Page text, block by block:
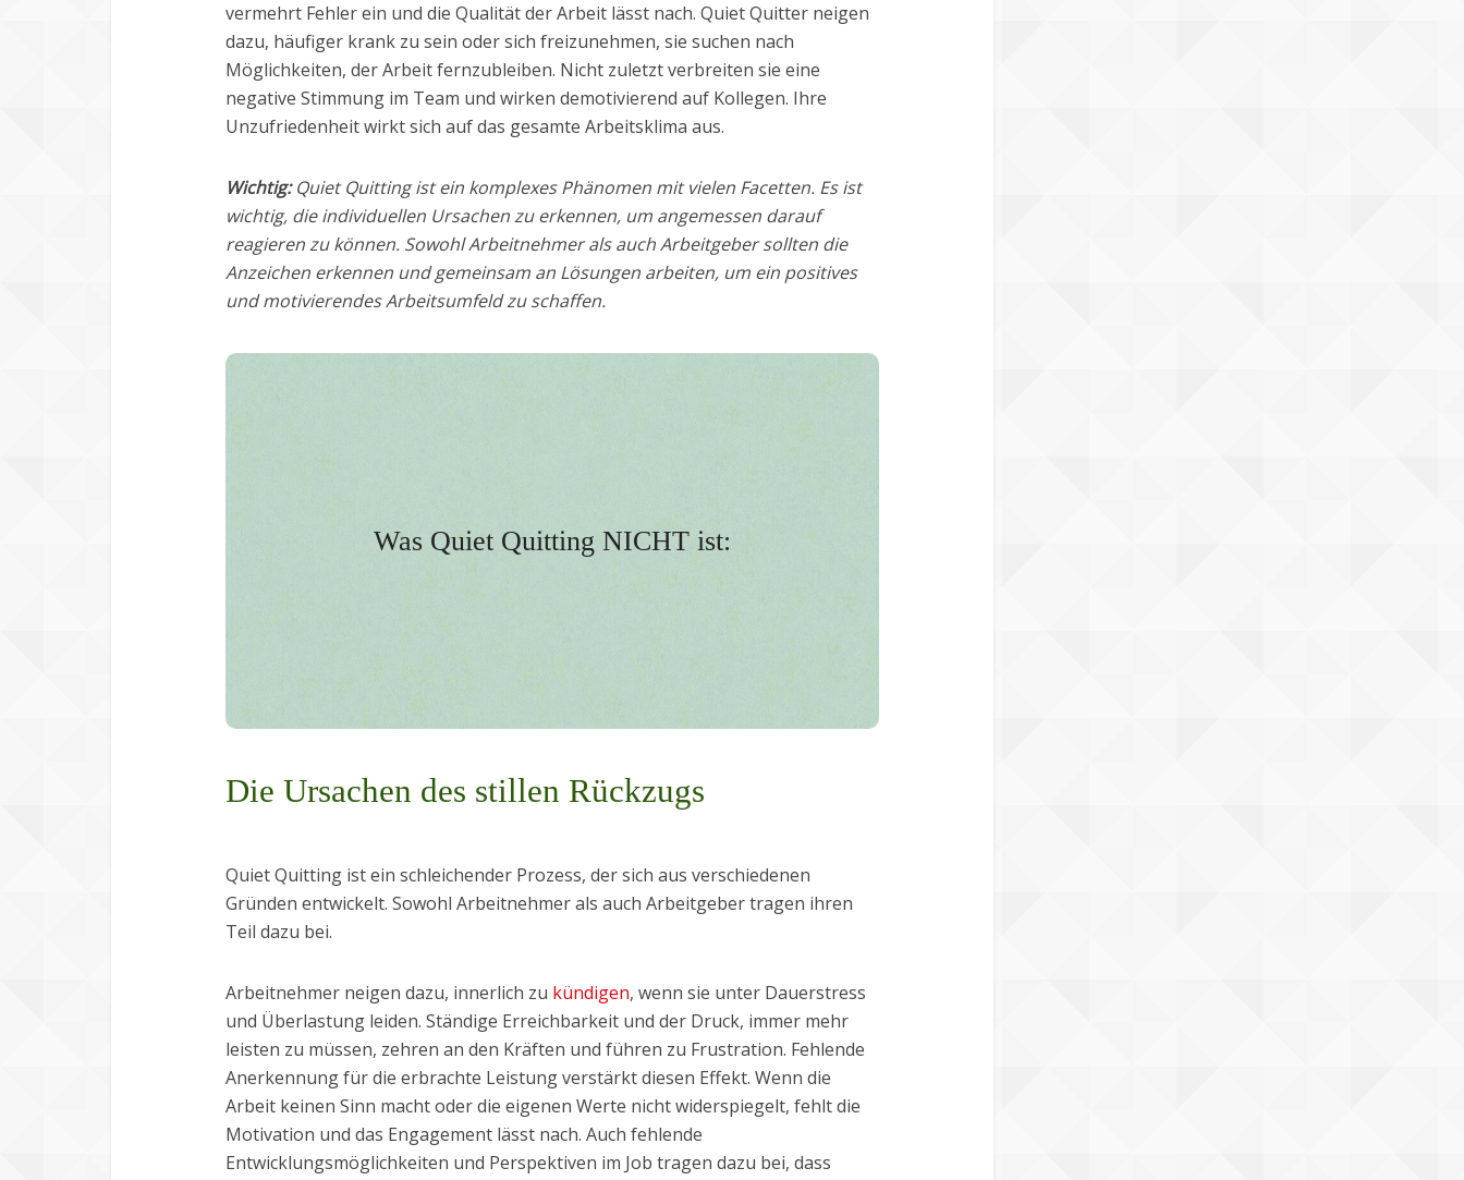
vermehrt Fehler ein und die Qualität der Arbeit lässt nach. Quiet Quitter neigen
dazu, häufiger krank zu sein oder sich freizunehmen, sie suchen nach
Möglichkeiten, der Arbeit fernzubleiben. Nicht zuletzt verbreiten sie eine
negative Stimmung im Team und wirken demotivierend auf Kollegen. Ihre
Unzufriedenheit wirkt sich auf das gesamte Arbeitsklima aus.
Wichtig:Quiet Quitting ist ein komplexes Phänomen mit vielen Facetten. Es ist
wichtig, die individuellen Ursachen zu erkennen, um angemessen darauf
reagieren zu können. Sowohl Arbeitnehmer als auch Arbeitgeber sollten die
Anzeichen erkennen und gemeinsam an Lösungen arbeiten, um ein positives
und motivierendes Arbeitsumfeld zu schaffen.
Was Quiet Quitting NICHT ist:
Motivation und das Engagement langsam abnehmen.
Die Ursachen des stillen Rückzugs
Quiet Quitting ist ein schleichender Prozess, der sich aus verschiedenen
Gründen entwickelt. Sowohl Arbeitnehmer als auch Arbeitgeber tragen ihren
Teil dazu bei.
Arbeitnehmer neigen dazu, innerlich zu kündigen, wenn sie unter Dauerstress
und Überlastung leiden. Ständige Erreichbarkeit und der Druck, immer mehr
leisten zu müssen, zehren an den Kräften und führen zu Frustration. Fehlende
Anerkennung für die erbrachte Leistung verstärkt diesen Effekt. Wenn die
Arbeit keinen Sinn macht oder die eigenen Werte nicht widerspiegelt, fehlt die
Motivation und das Engagement lässt nach. Auch fehlende
Entwicklungsmöglichkeiten und Perspektiven im Job tragen dazu bei, dass